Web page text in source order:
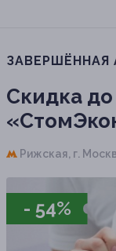
ЗАВЕРШЁННАЯ
Скидка до
Рижская, г.
- 54%